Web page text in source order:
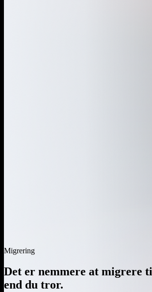
Migrering
Det er nemmere at migrere
end du tror.